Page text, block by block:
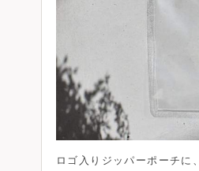
ロゴ入りジッパーポーチに、